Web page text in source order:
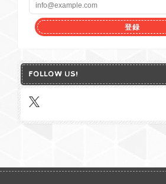
登録
FOLLOW US!